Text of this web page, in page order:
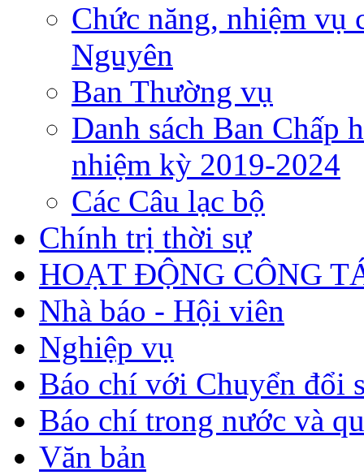
Chức năng, nhiệm vụ
Nguyên
Ban Thường vụ
Danh sách Ban Chấp
nhiệm kỳ 2019-2024
Các Câu lạc bộ
Chính trị thời sự
HOẠT ĐỘNG CÔNG
Nhà báo - Hội viên
Nghiệp vụ
Báo chí với Chuyển đổi
Báo chí trong nước và
Văn bản